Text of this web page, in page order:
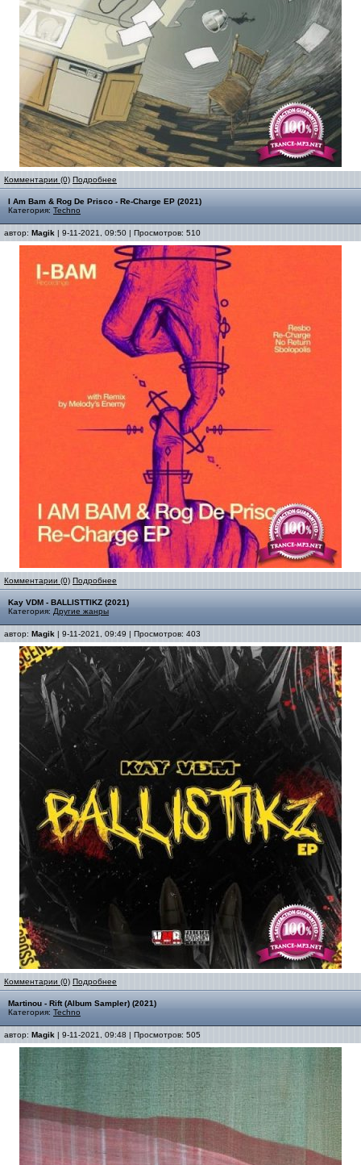
Комментарии (0) Подробнее
I Am Bam & Rog De Prisco - Re-Charge EP (2021)
Категория: Techno
автор: Magik | 9-11-2021, 09:50 | Просмотров: 510
Комментарии (0) Подробнее
Kay VDM - BALLISTTIKZ (2021)
Категория: Другие жанры
автор: Magik | 9-11-2021, 09:49 | Просмотров: 403
Комментарии (0) Подробнее
Martinou - Rift (Album Sampler) (2021)
Категория: Techno
автор: Magik | 9-11-2021, 09:48 | Просмотров: 505